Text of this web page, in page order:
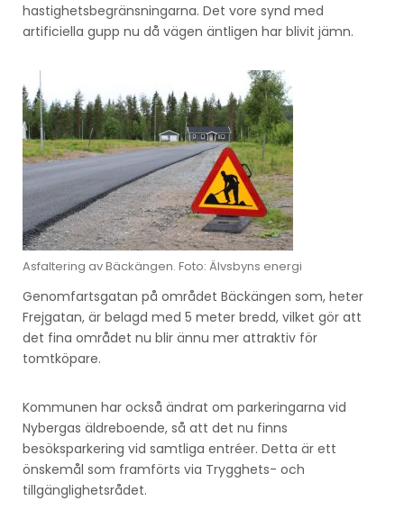
hastighetsbegränsningarna. Det vore synd med
artificiella gupp nu då vägen äntligen har blivit jämn.
Asfaltering av Bäckängen. Foto: Älvsbyns energi
Genomfartsgatan på området Bäckängen som, heter
Frejgatan, är belagd med 5 meter bredd, vilket gör att
det fina området nu blir ännu mer attraktiv för
tomtköpare.
Kommunen har också ändrat om parkeringarna vid
Nybergas äldreboende, så att det nu finns
besöksparkering vid samtliga entréer. Detta är ett
önskemål som framförts via Trygghets- och
tillgänglighetsrådet.